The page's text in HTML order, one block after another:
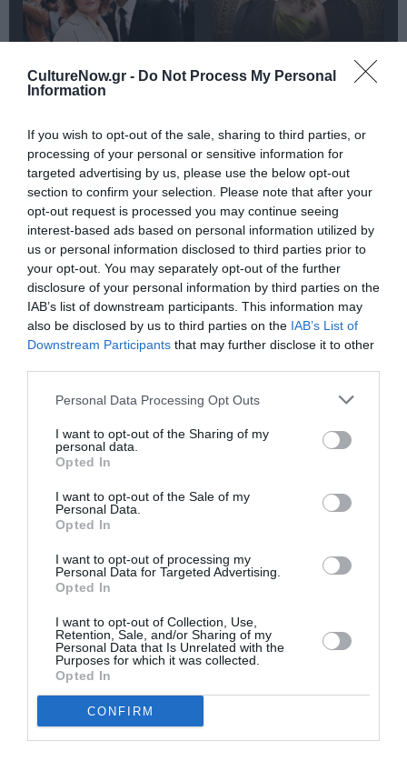
CultureNow.gr - Do Not Process My Personal
Information
If you wish to opt-out of the sale, sharing to third parties, or
processing of your personal or sensitive information for
targeted advertising by us, please use the below opt-out
section to confirm your selection. Please note that after your
opt-out request is processed you may continue seeing
interest-based ads based on personal information utilized by
us or personal information disclosed to third parties prior to
your opt-out. You may separately opt-out of the further
disclosure of your personal information by third parties on the
IAB’s list of downstream participants. This information may
also be disclosed by us to third parties on the IAB’s List of
Downstream Participants that may further disclose it to other
Personal Data Processing Opt Outs
I want to opt-out of the Sharing of my
personal data.
Opted In
I want to opt-out of the Sale of my
Personal Data.
Opted In
I want to opt-out of processing my
Personal Data for Targeted Advertising.
Opted In
I want to opt-out of Collection, Use,
Retention, Sale, and/or Sharing of my
Personal Data that Is Unrelated with the
Purposes for which it was collected.
Opted In
CONFIRM
O «Οιδίποδας» του
Ρόμπερτ Άικ ξανά
Νίκο Κουρή & Μαρία
Κεχαγιόγλου
Θεοδώρα,
ελληνική όπερα του
Θεόδωρου Στάθη
στο θέατρο
Ολύμπια
Μακμπέθ, της
Κατερίνας
Ευαγγελάτου με
Γιώργο Γάλλο &
Καραμπέτη στο
32οι Πλοές – Το
Αίνιγμα της Εικόνας:
Ίδρυμα Π. & Μ.
Τελευταία νέα
Αυτή η νύχτα μένει,
του Θάνου
Αλεξανδρή σε
σκηνοθεσία
Αστέριου Πελτέκη
στο Θέατρο
Mania The Abba
μοναδική συναυλία